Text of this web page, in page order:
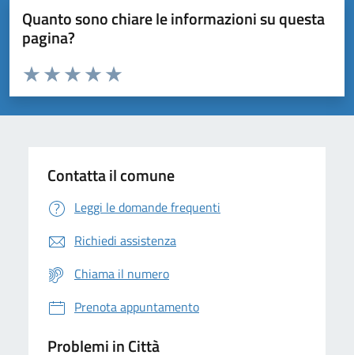
Quanto sono chiare le informazioni su questa
pagina?
Domanda
Valuta da 1 a 5 stelle la pagina
Valuta 5 stelle su 5
Valuta 4 stelle su 5
Valuta 3 stelle su 5
Valuta 2 stelle su 5
Valuta 1 stelle su 5
Contatta il comune
Leggi le domande frequenti
Richiedi assistenza
Chiama il numero
Prenota appuntamento
Problemi in Città